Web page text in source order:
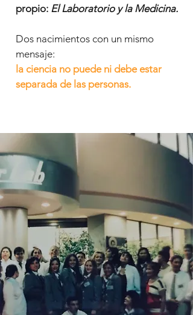
propio: El Laboratorio y la Medicina.
Dos nacimientos con un mismo
mensaje:
la ciencia no puede ni debe estar
separada de las personas.